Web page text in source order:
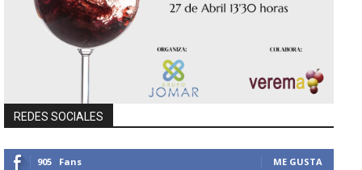
REDES SOCIALES
905 Fans ME GUSTA